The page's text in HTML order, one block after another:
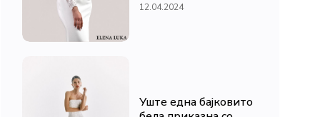
12.04.2024
Уште една бајковито